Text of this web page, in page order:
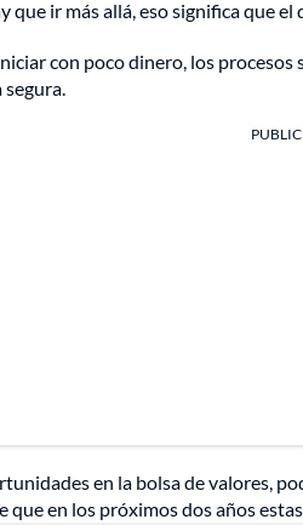
que ir más allá, eso significa
con poco dinero, los
segura.
en la bolsa de valores,
que en los próximos dos años